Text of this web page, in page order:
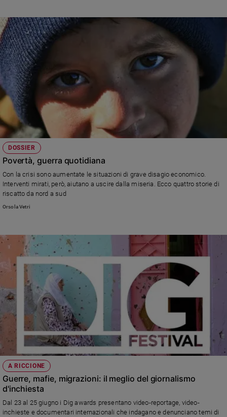
DOSSIER
Povertà, guerra quotidiana
Con la crisi sono aumentate le situazioni di grave disagio economico.
Interventi mirati, però, aiutano a uscire dalla miseria. Ecco quattro storie di
riscatto da nord a sud
Orsola Vetri
A RICCIONE
Guerre, mafie, migrazioni: il meglio del giornalismo
d'inchiesta
Dal 23 al 25 giugno i Dig awards presentano video-reportage, video-
inchieste e documentari internazionali che indagano e denunciano temi di